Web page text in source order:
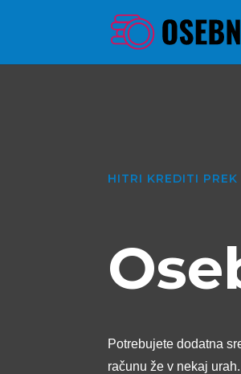
HITRI KREDITI
Potrebujete dodatna
računu že v nekaj